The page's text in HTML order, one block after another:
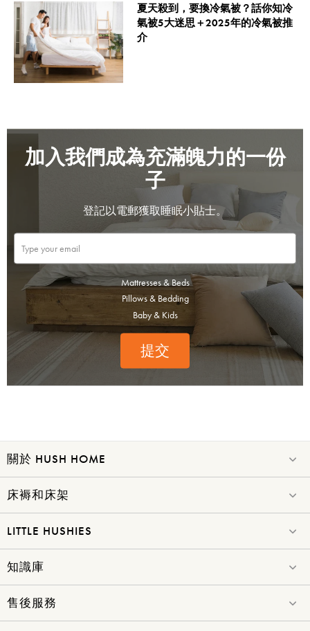
夏天殺到，要換冷氣被？話你知冷
氣被5大迷思＋2025年的冷氣被推
介
加入我們成為充滿魄力的一份
子
登記以電郵獲取睡眠小貼士。
Mattresses & Beds
Pillows & Bedding
Baby & Kids
提交
關於 HUSH HOME
床褥和床架
LITTLE HUSHIES
知識庫
售後服務